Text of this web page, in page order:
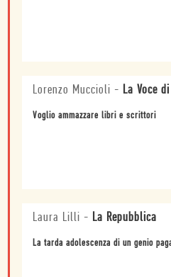
Lorenzo Muccioli - La Voce
Voglio ammazzare libri e scrittori
Laura Lilli - La Repubblica
La tarda adolescenza di un genio